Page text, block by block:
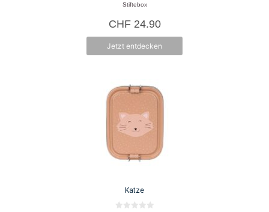
n
5
Stiftebox
CHF24.90
Jetzt entdecken
Katze